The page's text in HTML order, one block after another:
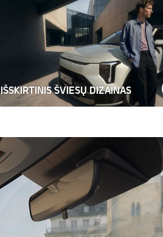
IŠSKIRTINIS ŠVIESŲ DIZAINAS